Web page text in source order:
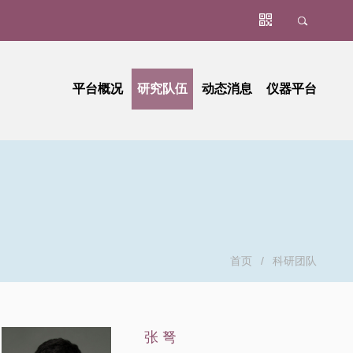
平台概况 研究队伍 动态消息 仪器平台
首页 / 科研团队
张 弩